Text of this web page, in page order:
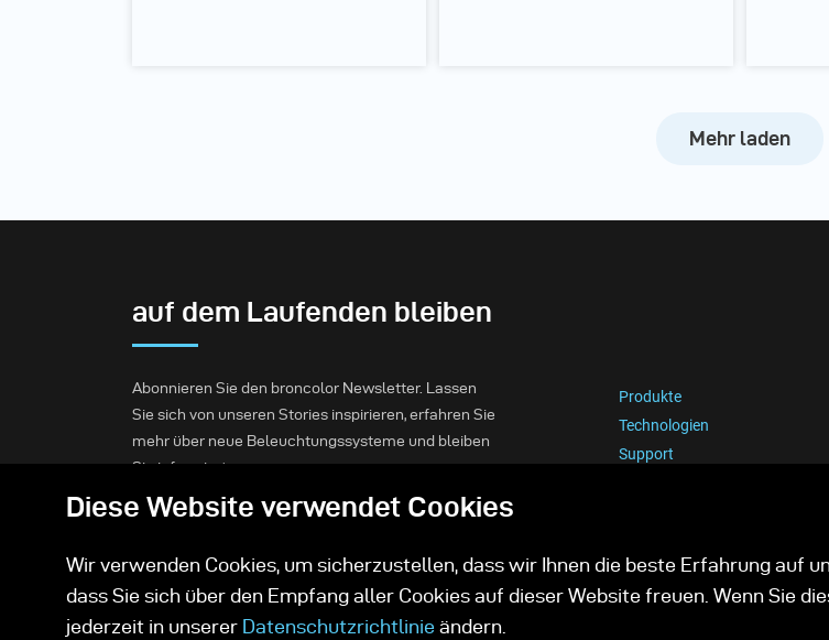
Mehr laden
auf dem Laufenden bleiben
Abonnieren Sie den broncolor Newsletter. Lassen
Sie sich von unseren Stories inspirieren, erfahren Sie
mehr über neue Beleuchtungssysteme und bleiben
Sie informiert.
Produkte
Technologien
Support
Diese Website verwendet Cookies
Wir verwenden Cookies, um sicherzustellen, dass wir Ihnen die beste Erfahrung auf
dass Sie sich über den Empfang aller Cookies auf dieser Website freuen. Wenn Sie
jederzeit in unserer Datenschutzrichtlinie ändern.